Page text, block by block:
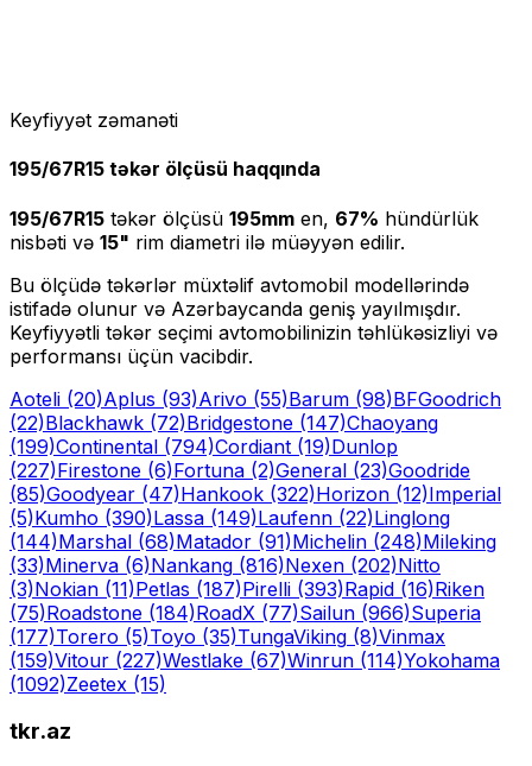
Keyfiyyət zəmanəti
195/67R15 təkər ölçüsü haqqında
195/67R15 təkər ölçüsü 195mm en, 67% hündürlük
nisbəti və 15" rim diametri ilə müəyyən edilir.
Bu ölçüdə təkərlər müxtəlif avtomobil modellərində
istifadə olunur və Azərbaycanda geniş yayılmışdır.
Keyfiyyətli təkər seçimi avtomobilinizin təhlükəsizliyi və
performansı üçün vacibdir.
Aoteli (20)Aplus (93)Arivo (55)Barum (98)BFGoodrich
(22)Blackhawk (72)Bridgestone (147)Chaoyang
(199)Continental (794)Cordiant (19)Dunlop
(227)Firestone (6)Fortuna (2)General (23)Goodride
(85)Goodyear (47)Hankook (322)Horizon (12)Imperial
(5)Kumho (390)Lassa (149)Laufenn (22)Linglong
(144)Marshal (68)Matador (91)Michelin (248)Mileking
(33)Minerva (6)Nankang (816)Nexen (202)Nitto
(3)Nokian (11)Petlas (187)Pirelli (393)Rapid (16)Riken
(75)Roadstone (184)RoadX (77)Sailun (966)Superia
(177)Torero (5)Toyo (35)TungaViking (8)Vinmax
(159)Vitour (227)Westlake (67)Winrun (114)Yokohama
(1092)Zeetex (15)
tkr.az